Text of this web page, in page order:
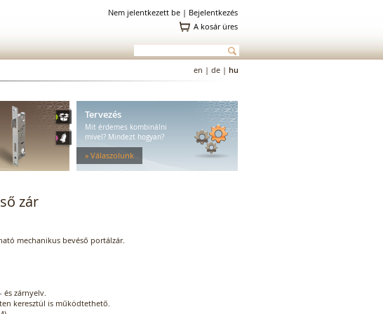
Nem jelentkezett be | Bejelentkezés
A kosár üres
en | de | hu
Tervezés
Mit érdemes kombinálni
mivel? Mindezt hogyan?
» Válaszolunk
zár
mechanikus bevéső portálzár.
és zárnyelv.
keresztül is működtethető.